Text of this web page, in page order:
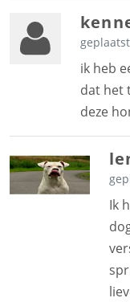
ik heb
dat het
deze
Ik